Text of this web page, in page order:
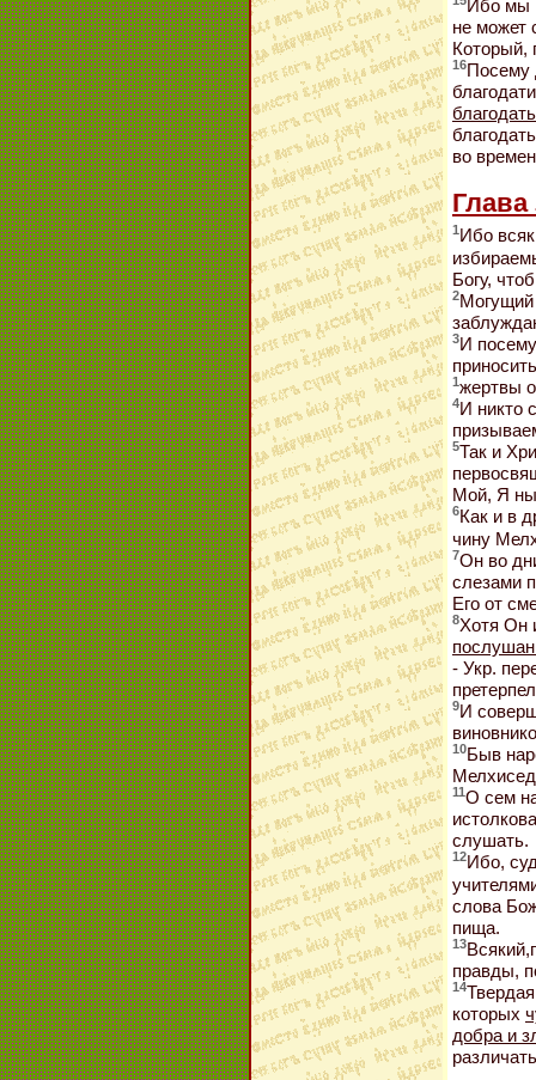
Ибо мы
не может
Который,
16Посему
во
Глава
1Ибо
Богу,
2
3И
приносить
1жертвы
4И никто
5Так и
Мой, Я
6Как и в
чину
7Он во
слезами
Его от
8Хотя Он
- Укр.
9И
10Быв
11О сем
слушать.
12Ибо,
слова
пища.
13
правды,
14
которых
добра и